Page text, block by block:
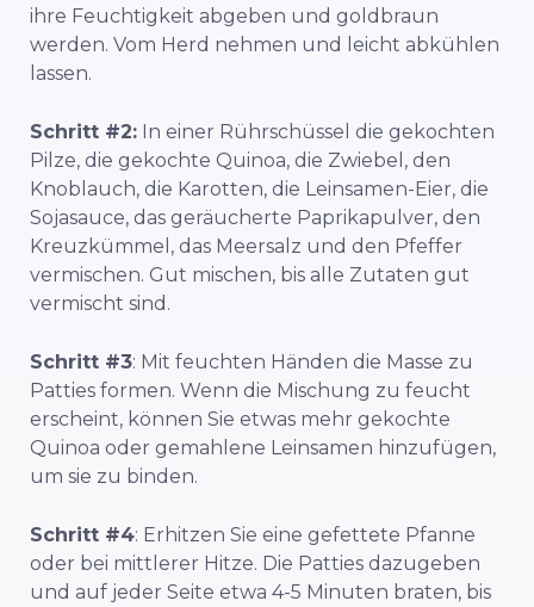
ihre Feuchtigkeit abgeben und goldbraun
werden. Vom Herd nehmen und leicht abkühlen
lassen.
Schritt #2: In einer Rührschüssel die gekochten
Pilze, die gekochte Quinoa, die Zwiebel, den
Knoblauch, die Karotten, die Leinsamen-Eier, die
Sojasauce, das geräucherte Paprikapulver, den
Kreuzkümmel, das Meersalz und den Pfeffer
vermischen. Gut mischen, bis alle Zutaten gut
vermischt sind.
Schritt #3: Mit feuchten Händen die Masse zu
Patties formen. Wenn die Mischung zu feucht
erscheint, können Sie etwas mehr gekochte
Quinoa oder gemahlene Leinsamen hinzufügen,
um sie zu binden.
Schritt #4: Erhitzen Sie eine gefettete Pfanne
oder bei mittlerer Hitze. Die Patties dazugeben
und auf jeder Seite etwa 4-5 Minuten braten, bis